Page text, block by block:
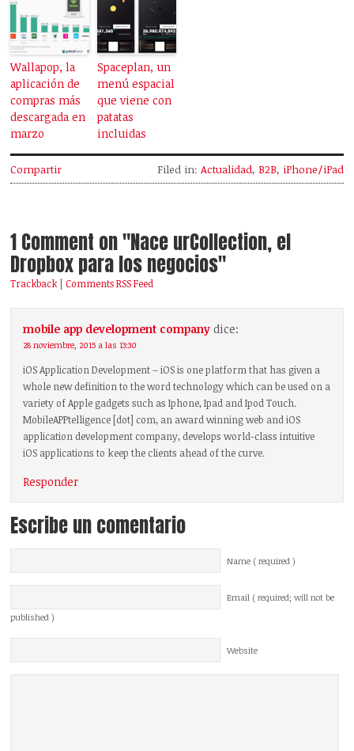
Wallapop, la
aplicación de
compras más
descargada en
marzo
Spaceplan, un
menú espacial
que viene con
patatas
incluidas
Compartir Filed in: Actualidad, B2B, iPhone/iPad
1 Comment on "Nace urCollection, el
Dropbox para los negocios"
Trackback |Comments RSS Feed
mobile app development company dice:
28 noviembre, 2015 a las 13:30
iOS Application Development – iOS is one platform that has given a
whole new definition to the word technology which can be used on a
variety of Apple gadgets such as Iphone, Ipad and Ipod Touch.
MobileAPPtelligence [dot] com, an award winning web and iOS
application development company, develops world-class intuitive
iOS applications to keep the clients ahead of the curve.
Responder
Escribe un comentario
Name ( required )
Email ( required; will not be
published )
Website